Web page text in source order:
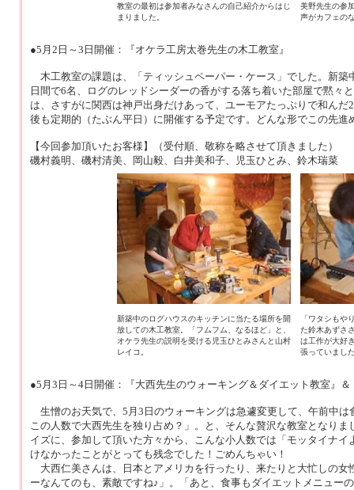
教室の最初は参加者みなさんの自己紹介からはじ
まりました。
美野先生の参
声がカフェの
●5月2日～3日開催：『オケラ工房太巻先生の木工教室』
木工教室の課題は、「ティッシュペーパー・ケース」でした。新
日間で6名、ログのレッドシーダーの香がする落ち着いた部屋で黙
は、さすがに関西は神戸出身だけあって、ユーモアたっぷりで和ん
後も定期的（たぶん平日）に開催する予定です。どんな形でこの先
【今回参加頂いたお客様】（受付順、敬称を略させて頂きました）
磯村義明、磯村清美、岡山毅、白井美和子、児玉ひとみ、鈴木瑞菜
新築中のログハウスのキッチンに当たる場所を開
放しての木工教室。「フムフム、なるほど」と、
オケラ先生の説明を受ける児玉ひとみさんと山村
レイコ。
「ワタシもや
た鈴木あずさ
は工作が大好
張っていまし
●5月3日～4日開催：『大西先生のウォーキング＆ダイエット教室』
生憎のお天気で、5月3日のウォーキングは急遽変更して、午前中
この人数で大西先生を独り占め？」。と、そんな贅沢な教室となり
イズに、参加して頂いた方々から、こんな小人数では「モッタイナ
けなかったことがとっても残念でした！ごめんちゃい！
大西仁美さんは、日本とアメリカを行ったり、来たりと大忙しの
ーなんてのも、素敵ですね♪」。「あと、食事もダイエットメニュー